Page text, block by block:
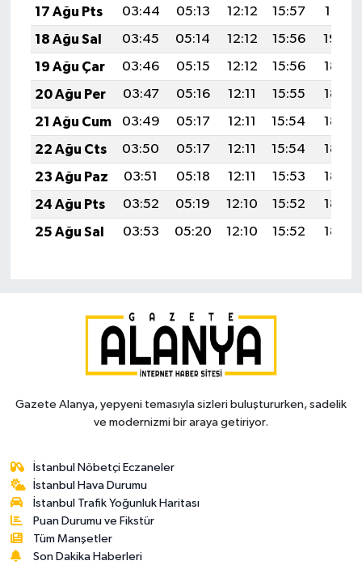
17 Ağu Pts
03:44 05:13 12:12 15:57
19:01
18 Ağu Sal
03:45 05:14 12:12 15:56
19:00
19 Ağu Çar
03:46 05:15 12:12 15:56
18:58
20 Ağu Per
03:47 05:16 12:11 15:55
18:57
21 Ağu Cum
03:49 05:17 12:11 15:54
18:56
22 Ağu Cts
03:50 05:17 12:11 15:54
18:54
23 Ağu Paz
03:51 05:18 12:11 15:53
18:53
24 Ağu Pts
03:52 05:19 12:10 15:52
18:52
25 Ağu Sal
03:53 05:20 12:10 15:52 18:50
Gazete Alanya, yepyeni temasıyla sizleri buluştururken, sadelik
ve modernizmi bir araya getiriyor.
İstanbul Nöbetçi Eczaneler
İstanbul Hava Durumu
İstanbul Trafik Yoğunluk Haritası
Puan Durumu ve Fikstür
Tüm Manşetler
Son Dakika Haberleri